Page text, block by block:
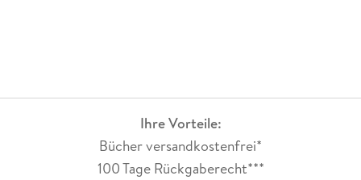
Ihre Vorteile:
Bücher versandkostenfrei*
100 Tage Rückgaberecht***